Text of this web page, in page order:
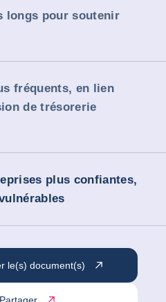
longs pour soutenir
fréquents, en lien
de trésorerie
plus confiantes,
le(s) document(s)
Partager